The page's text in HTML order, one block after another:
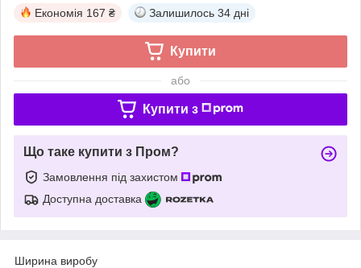
Економія 167 ₴ Залишилось 34 дні
Купити
або
Купити з
Що таке купити з Пром?
Замовлення під захистом
Доступна доставка
Ширина виробу